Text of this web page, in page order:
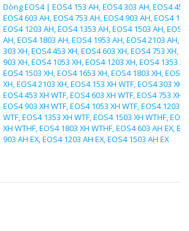
Dòng EOS4 | EOS4 153 AH, EOS4 303 AH, EOS4 453
EOS4 603 AH, EOS4 753 AH, EOS4 903 AH, EOS4
EOS4 1203 AH, EOS4 1353 AH, EOS4 1503 AH, EOS4
AH, EOS4 1803 AH, EOS4 1953 AH, EOS4 2103 AH,
303 XH, EOS4 453 XH, EOS4 603 XH, EOS4 753 XH,
903 XH, EOS4 1053 XH, EOS4 1203 XH, EOS4 1353
EOS4 1503 XH, EOS4 1653 XH, EOS4 1803 XH, EOS4
XH, EOS4 2103 XH, EOS4 153 XH WTF, EOS4 303 XH
EOS4 453 XH WTF, EOS4 603 XH WTF, EOS4 753 XH
EOS4 903 XH WTF, EOS4 1053 XH WTF, EOS4 1203
WTF, EOS4 1353 XH WTF, EOS4 1503 XH WTHF,
XH WTHF, EOS4 1803 XH WTHF, EOS4 603 AH EX,
903 AH EX, EOS4 1203 AH EX, EOS4 1503 AH EX